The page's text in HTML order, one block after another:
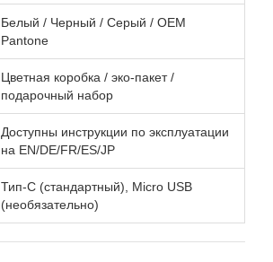
Белый / Черный / Серый / OEM
Pantone
Цветная коробка / эко-пакет /
подарочный набор
Доступны инструкции по эксплуатации
на EN/DE/FR/ES/JP
Тип-С (стандартный), Micro USB
(необязательно)